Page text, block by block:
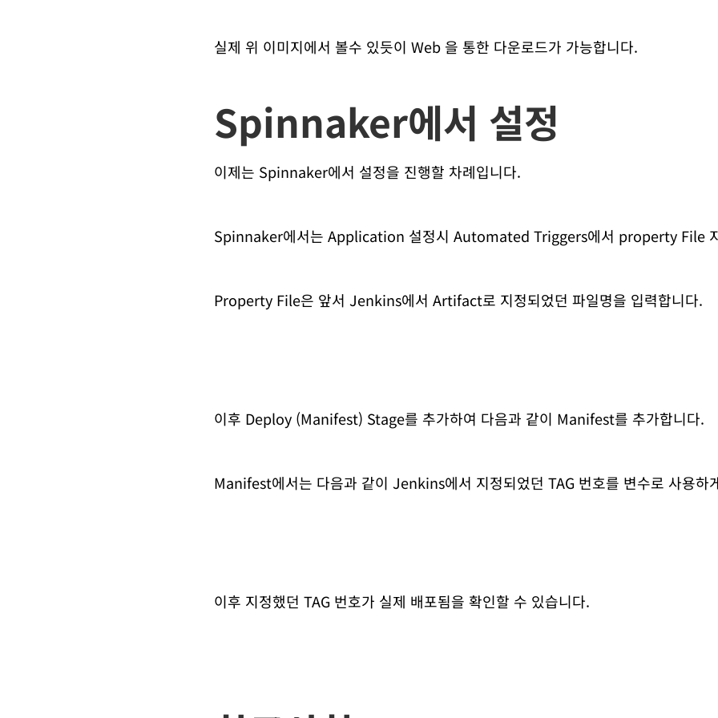
실제 위 이미지에서 볼수 있듯이 Web 을 통한 다운로드가 가능합니다.
Spinnaker에서 설정
이제는 Spinnaker에서 설정을 진행할 차례입니다.
Spinnaker에서는 Application 설정시 Automated Triggers에서 property File
Property File은 앞서 Jenkins에서 Artifact로 지정되었던 파일명을 입력합니다.
이후 Deploy (Manifest) Stage를 추가하여 다음과 같이 Manifest를 추가합니다.
Manifest에서는 다음과 같이 Jenkins에서 지정되었던 TAG 번호를 변수로 사용하
이후 지정했던 TAG 번호가 실제 배포됨을 확인할 수 있습니다.